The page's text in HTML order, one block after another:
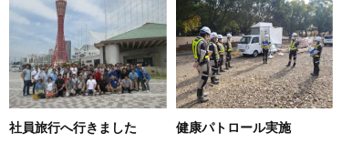
社員旅行へ行きました 健康パトロール実施